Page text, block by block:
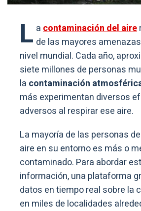
L acontaminación del aire
de las mayores
nivel mundial. Cada año,
siete millones de personas
la contaminación
más experimentan diversos
adversos al respirar ese aire.
La mayoría de las personas
aire en su entorno es más o
contaminado. Para abordar
información, una plataforma
datos en tiempo real sobre la
en miles de localidades